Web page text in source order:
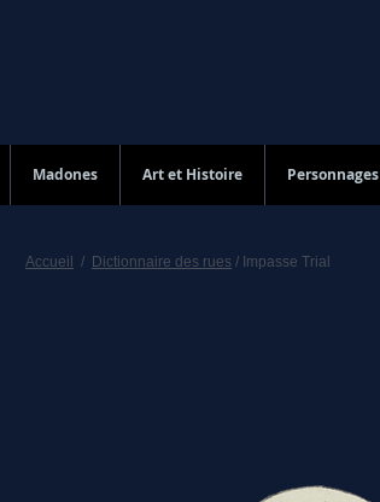
Madones Art et Histoire Personnages
Accueil / Dictionnaire des rues / Impasse Trial